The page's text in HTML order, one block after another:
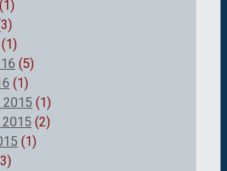
(1)
(1)
(5)
(1)
2015 (1)
(2)
(1)